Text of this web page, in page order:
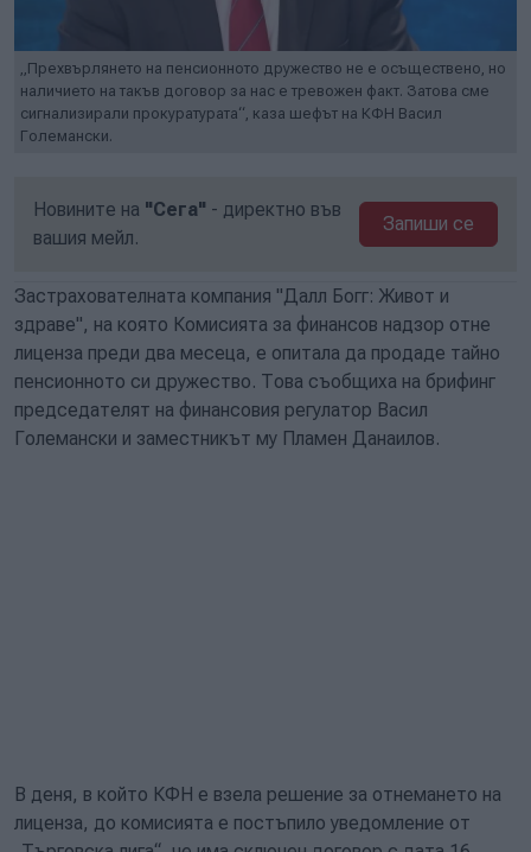
„Прехвърлянето на пенсионното дружество не е осъществено, но
наличието на такъв договор за нас е тревожен факт. Затова сме
сигнализирали прокуратурата“, каза шефът на КФН Васил
Големански.
Новините на "Сега" - директно във
вашия мейл.
Запиши се
Застрахователната компания "Далл Богг: Живот и
здраве", на която Комисията за финансов надзор отне
лиценза преди два месеца, е опитала да продаде тайно
пенсионното си дружество. Това съобщиха на брифинг
председателят на финансовия регулатор Васил
Големански и заместникът му Пламен Данаилов.
В деня, в който КФН е взела решение за отнемането на
лиценза, до комисията е постъпило уведомление от